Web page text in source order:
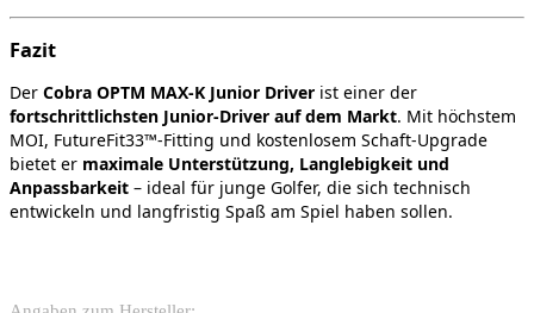
Fazit
Der Cobra OPTM MAX‑K Junior Driver ist einer der
fortschrittlichsten Junior‑Driver auf dem Markt. Mit höchstem
MOI, FutureFit33™‑Fitting und kostenlosem Schaft‑Upgrade
bietet er maximale Unterstützung, Langlebigkeit und
Anpassbarkeit – ideal für junge Golfer, die sich technisch
entwickeln und langfristig Spaß am Spiel haben sollen.